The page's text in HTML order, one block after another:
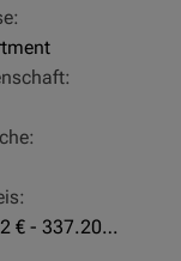
337.178,82 € - 337.207,06 €